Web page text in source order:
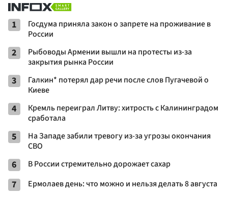
1
Госдума приняла закон о запрете на проживание в
России
2
Рыбоводы Армении вышли на протесты из-за
закрытия рынка России
3
Галкин* потерял дар речи после слов Пугачевой о
Киеве
4
Кремль переиграл Литву: хитрость с Калининградом
сработала
5
На Западе забили тревогу из-за угрозы окончания
СВО
6 В России стремительно дорожает сахар
7 Ермолаев день: что можно и нельзя делать 8 августа